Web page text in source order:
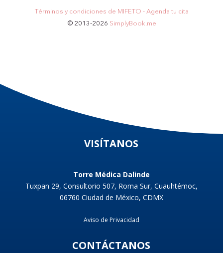
VISÍTANOS
Torre Médica Dalinde
Tuxpan 29, Consultorio 507, Roma Sur, Cuauhtémoc,
06760 Ciudad de México, CDMX
Aviso de Privacidad
CONTÁCTANOS